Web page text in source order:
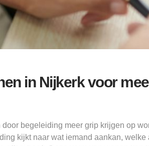
in Nijkerk voor
begeleiding meer grip krijgen op
kijkt naar wat iemand aankan, welke